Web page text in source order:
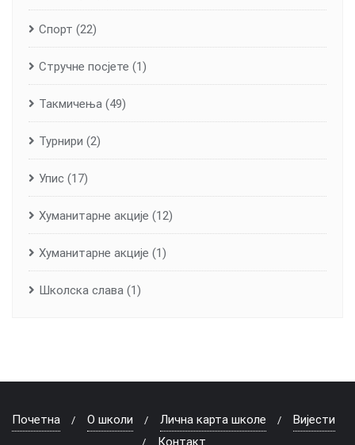
Спорт (22)
Стручне посјете (1)
Такмичења (49)
Турнири (2)
Упис (17)
Хуманитарне aкције (12)
Хуманитарне акције (1)
Школска слава (1)
Почетна О школи Лична карта школе
Вијести
Контакт